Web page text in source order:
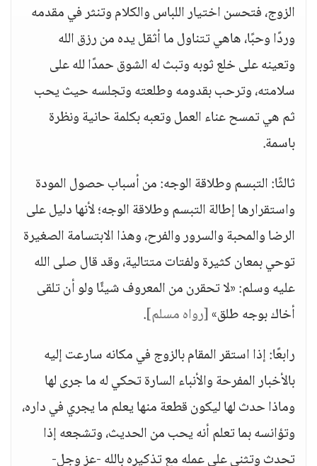
الزوج، فتحسن اختيار اللباس والكلام وتنثر في مقدمه
وردًا وحبًا، هاهي تتناول ما أثقل يده من رزق الله
وتعينه على خلع ثوبه وتبث له الشوق حمدًا لله على
سلامته، وترحب بقدومه وطلعته وتجلسه حيث يحب
ثم هي تمسح عناء العمل وتعبه بكلمة حانية ونظرة
باسمة.
ثالثًا: التبسم وطلاقة الوجه: من أسباب حصول المودة
واستقرارها إطالة التبسم وطلاقة الوجه؛ لأنها دليل على
الرضا والمحبة والسرور والفرح، وهذا الابتسامة الصغيرة
توحي بمعان كثيرة ولفتات متتالية، وقد قال صلى الله
عليه وسلم: «لا تحقرن من المعروف شيئًا ولو أن تلقى
أخاك بوجه طلق»[رواه مسلم].
رابعًا: إذا استقر المقام بالزوج في مكانه سارعت إليه
بالأخبار المفرحة والأنباء السارة تحكي له ما جرى لها
وماذا حدث لها ليكون قطعة منها يعلم ما يجري في داره،
وتؤانسه بما تعلم أنه يحب من الحديث، وتشجعه إذا
تحدث وتثني على عمله مع تذكيره بالله -عز وجل-